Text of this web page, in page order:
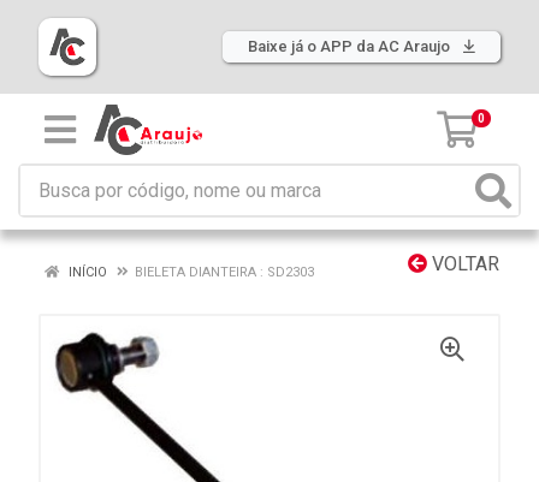
Baixe já o APP da AC Araujo
0
VOLTAR
INÍCIO BIELETA DIANTEIRA : SD2303